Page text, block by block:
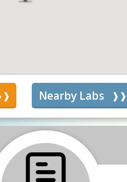
Nearby Labs